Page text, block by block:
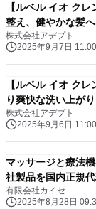
【ルベル イオ ク
整え、健やかな髪へ
株式会社アデプト
2025年9月7日 11:00
【ルベル イオ ク
り爽快な洗い上が
株式会社アデプト
2025年9月6日 11:00
マッサージと療法
社製品を国内正規
有限会社カイセ
2025年8月28日